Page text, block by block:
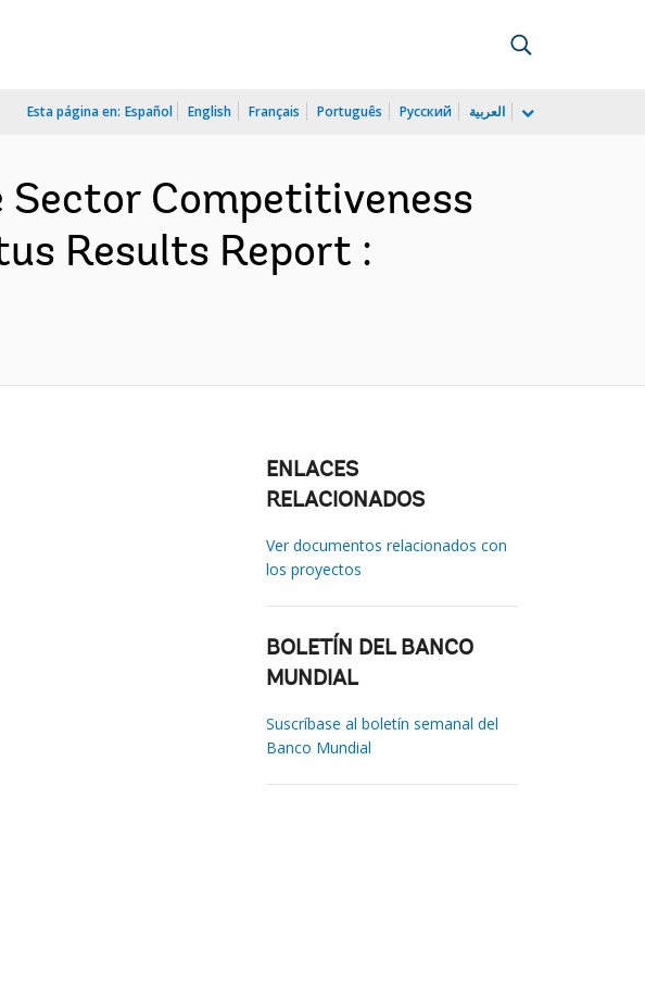
Esta página en: Español English Français Português Русский العربية
Competitiveness
Results Report :
ENLACES
RELACIONADOS
Ver documentos relacionados con
los proyectos
BOLETÍN DEL BANCO
MUNDIAL
Suscríbase al boletín semanal del
Banco Mundial